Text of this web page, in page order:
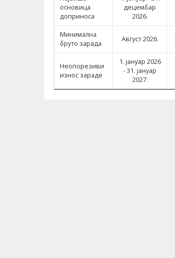
основица
доприноса
децембар
2026.
Минимална
бруто зарада
Август 2026.
Неопорезиви
износ зараде
1. јануар 2026
- 31. јануар
2027.